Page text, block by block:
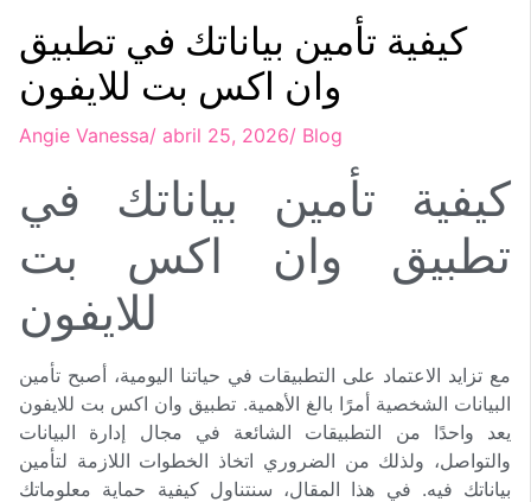
كيفية تأمين بياناتك في تطبيق
وان اكس بت للايفون
Angie Vanessa/ abril 25, 2026/ Blog
كيفية تأمين بياناتك في
تطبيق وان اكس بت
للايفون
مع تزايد الاعتماد على التطبيقات في حياتنا اليومية، أصبح تأمين
البيانات الشخصية أمرًا بالغ الأهمية. تطبيق وان اكس بت للايفون
يعد واحدًا من التطبيقات الشائعة في مجال إدارة البيانات
والتواصل، ولذلك من الضروري اتخاذ الخطوات اللازمة لتأمين
بياناتك فيه. في هذا المقال، سنتناول كيفية حماية معلوماتك